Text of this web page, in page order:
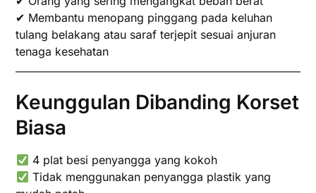
✔ Membantu menopang pinggang pada keluhan
tulang belakang atau saraf terjepit sesuai anjuran
tenaga kesehatan
Keunggulan Dibanding Korset
Biasa
4 plat besi penyangga yang kokoh
Tidak menggunakan penyangga plastik yang